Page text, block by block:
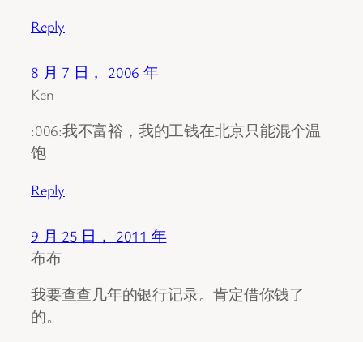
Reply
8 月 7 日， 2006 年
Ken
:006:我不富裕，我的工钱在北京只能混个温
饱
Reply
9 月 25 日， 2011 年
布布
我要查查几年的银行记录。肯定借你钱了
的。